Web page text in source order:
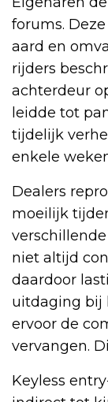
forums.
aard en
rijders
achterdeur
leidde tot
tijdelijk
enkele
Dealers
moeilijk
niet altijd
daardoor
uitdaging bij
ervoor de
vervangen.
Keyless